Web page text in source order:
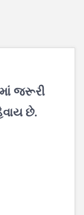
જરૂરી
છે.